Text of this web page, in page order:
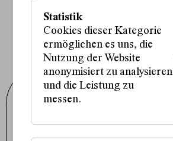
Schauspielhaus Wien GmbH
Porzellangasse 19
Statistik
Cookies dieser Kategorie
ermöglichen es uns, die
Nutzung der Website
anonymisiert zu analysieren
und die Leistung zu
messen.